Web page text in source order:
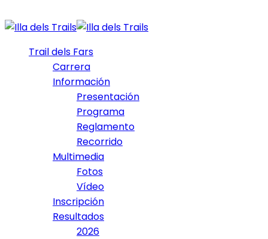
Trail dels Fars
Carrera
Información
Presentación
Programa
Reglamento
Recorrido
Multimedia
Fotos
Vídeo
Inscripción
Resultados
2026